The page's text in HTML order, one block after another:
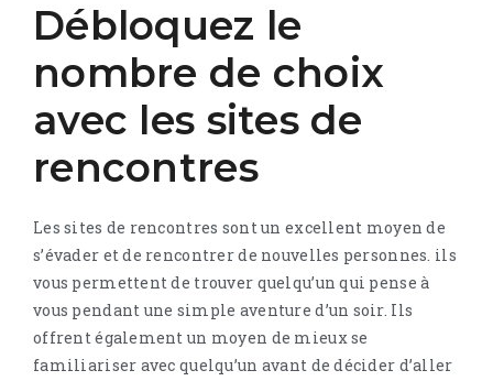
Débloquez le
nombre de choix
avec les sites de
rencontres
Les sites de rencontres sont un excellent moyen de
s’évader et de rencontrer de nouvelles personnes. ils
vous permettent de trouver quelqu’un qui pense à
vous pendant une simple aventure d’un soir. Ils
offrent également un moyen de mieux se
familiariser avec quelqu’un avant de décider d’aller